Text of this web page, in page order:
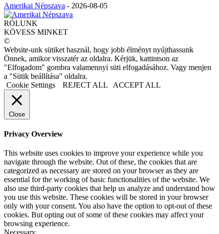
Amerikai Népszava - 2026-08-05
RÓLUNK
KÖVESS MINKET
©
Website-unk sütiket használ, hogy jobb élményt nyújthassunk
Önnek, amikor visszatér az oldalra. Kérjük, kattintson az
"Elfogadom" gombra valamennyi süti elfogadásához. Vagy menjen
a "Sütik beállítása" oldalra.
Cookie Settings
REJECT ALL ACCEPT ALL
Close
Privacy Overview
This website uses cookies to improve your experience while you
navigate through the website. Out of these, the cookies that are
categorized as necessary are stored on your browser as they are
essential for the working of basic functionalities of the website. We
also use third-party cookies that help us analyze and understand how
you use this website. These cookies will be stored in your browser
only with your consent. You also have the option to opt-out of these
cookies. But opting out of some of these cookies may affect your
browsing experience.